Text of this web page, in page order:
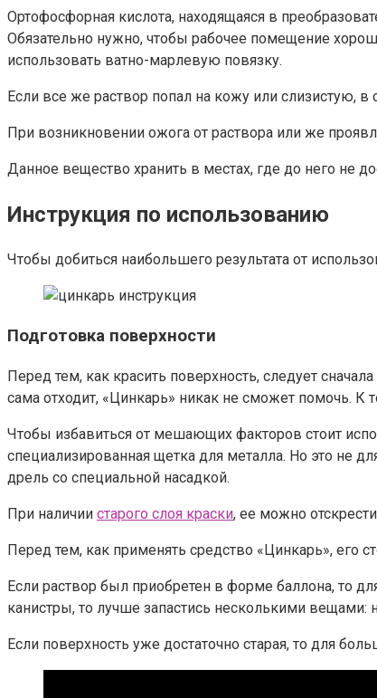
Ортофосфорная кислота, находящаяся в
Обязательно нужно, чтобы рабочее помещение
использовать ватно-марлевую повязку.
Если все же раствор попал на кожу или слизистую,
При возникновении ожога от раствора или же
Данное вещество хранить в местах, где до него не
Инструкция по использованию
Чтобы добиться наибольшего результата от
Подготовка поверхности
Перед тем, как красить поверхность, следует
сама отходит, «Цинкарь» никак не сможет помочь. К
Чтобы избавиться от мешающих факторов стоит
специализированная щетка для металла. Но это не
дрель со специальной насадкой.
При наличии старого слоя краски, ее можно
Перед тем, как применять средство «Цинкарь», его
Если раствор был приобретен в форме баллона, то
канистры, то лучше запастись несколькими
Если поверхность уже достаточно старая, то для